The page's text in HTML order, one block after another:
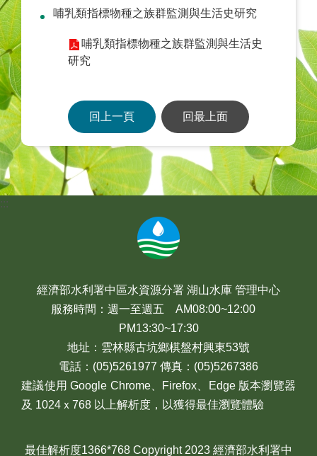
哺乳類指標物種之族群監測與生活史研究
哺乳類指標物種之族群監測與生活史
研究
回上一頁 回最上面
:::
經濟部水利署中區水資源分署 湖山水庫 管理中心
服務時間：週一至週五 AM08:00~12:00
PM13:30~17:30
地址：雲林縣古坑鄉棋盤村興東53號
電話：(05)5261977 傳真：(05)5267386
建議使用 Google Chrome、Firefox、Edge 版本瀏覽器
及 1024ｘ768 以上解析度，以獲得最佳瀏覽體驗
最佳解析度1366*768 Copyright 2023 經濟部水利署中